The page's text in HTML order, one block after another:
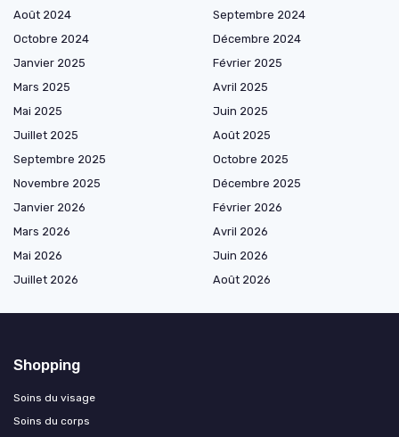
Août 2024
Septembre 2024
Octobre 2024
Décembre 2024
Janvier 2025
Février 2025
Mars 2025
Avril 2025
Mai 2025
Juin 2025
Juillet 2025
Août 2025
Septembre 2025
Octobre 2025
Novembre 2025
Décembre 2025
Janvier 2026
Février 2026
Mars 2026
Avril 2026
Mai 2026
Juin 2026
Juillet 2026
Août 2026
Shopping
Soins du visage
Soins du corps